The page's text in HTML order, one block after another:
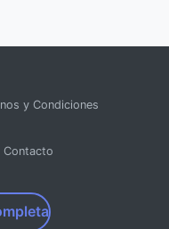
y Condiciones
Contacto